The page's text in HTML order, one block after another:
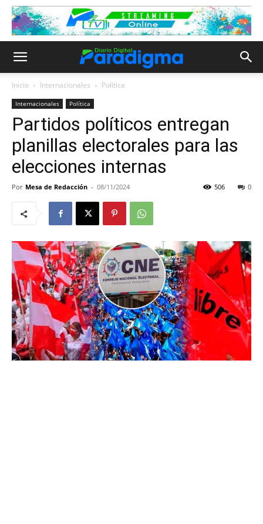
Inicio Internacionales Política
Internacionales Política
Partidos políticos entregan
planillas electorales para las
elecciones internas
Por Mesa de Redacción - 08/11/2024 0
506